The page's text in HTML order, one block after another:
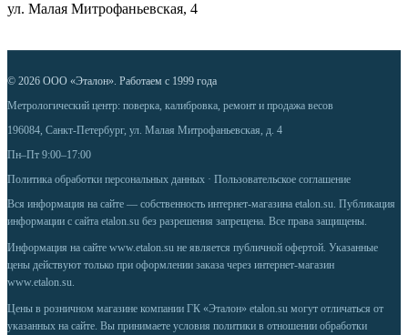
ул. Малая Митрофаньевская, 4
© 2026 ООО «Эталон». Работаем с 1999 года
Метрологический центр: поверка, калибровка, ремонт и продажа весов
196084, Санкт-Петербург, ул. Малая Митрофаньевская, д. 4
Пн–Пт 9:00–17:00
Политика обработки персональных данных · Пользовательское соглашение
Вся информация на сайте — собственность интернет-магазина etalon.su. Публикация
информации с сайта etalon.su без разрешения запрещена. Все права защищены.
Информация на сайте www.etalon.su не является публичной офертой. Указанные
цены действуют только при оформлении заказа через интернет-магазин
www.etalon.su
Цены в розничном магазине компании ГК «Эталон» etalon.su могут отличаться от
указанных на сайте. Вы принимаете условия политики в отношении обработки